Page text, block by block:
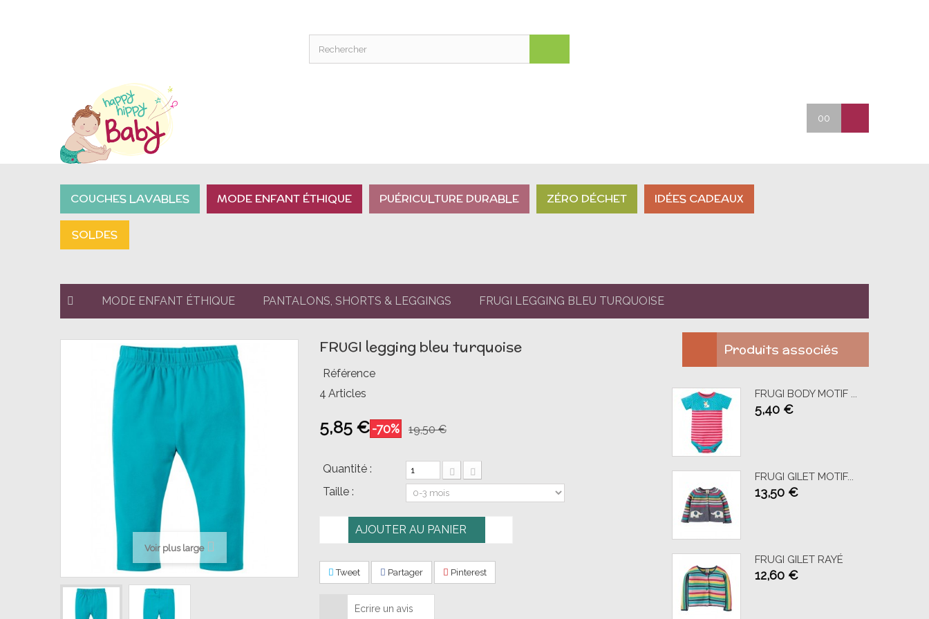
00
COUCHES LAVABLES MODE ENFANT ÉTHIQUE PUÉRICULTURE DURABLE ZÉRO DÉCHET IDÉES CADEAUX
SOLDES
MODE ENFANT ÉTHIQUE PANTALONS, SHORTS & LEGGINGS FRUGI LEGGING BLEU TURQUOISE
Voir plus large
FRUGI legging bleu turquoise
Référence
4 Articles
5,85 €-70% 19,50 €
Quantité :
Taille :
AJOUTER AU PANIER
Tweet Partager Pinterest
Ecrire un avis
Produits associés
FRUGI BODY MOTIF ...
5,40 €
FRUGI GILET MOTIF...
13,50 €
AJOUTER AU PANIER
FRUGI GILET RAYÉ
12,60 €